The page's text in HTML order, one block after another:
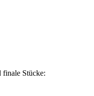
finale Stücke: